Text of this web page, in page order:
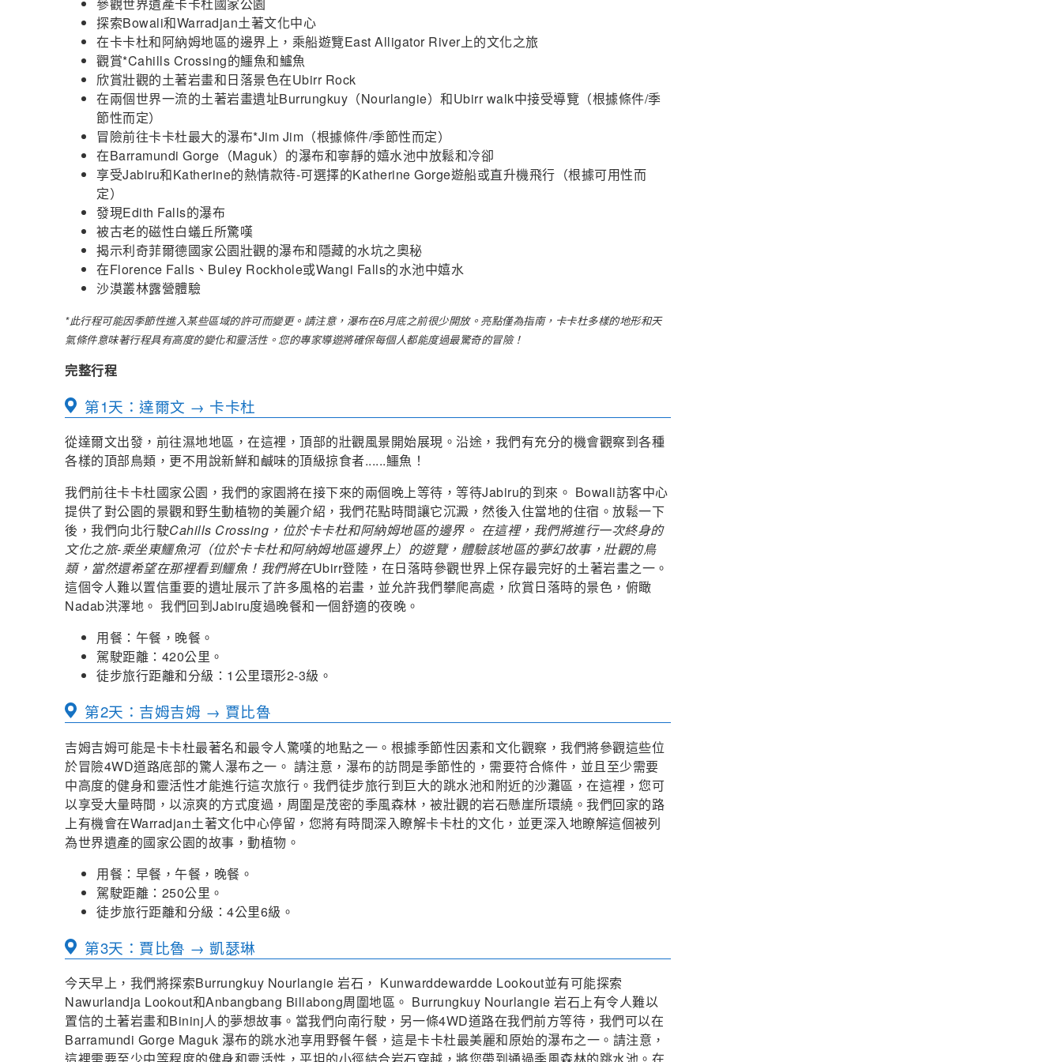
探索Bowali和Warradjan土著文化中心
在卡卡杜和阿納姆地區的邊界上，乘船遊覽East Alligator River上的文化之旅
觀賞*Cahills Crossing的鱷魚和鱸魚
欣賞壯觀的土著岩畫和日落景色在Ubirr Rock
在兩個世界一流的土著岩畫遺址Burrungkuy（Nourlangie）和Ubirr walk中接受導覽（根據條件/季
節性而定）
冒險前往卡卡杜最大的瀑布*Jim Jim（根據條件/季節性而定）
在Barramundi Gorge（Maguk）的瀑布和寧靜的嬉水池中放鬆和冷卻
享受Jabiru和Katherine的熱情款待-可選擇的Katherine Gorge遊船或直升機飛行（根據可用性而
定）
發現Edith Falls的瀑布
被古老的磁性白蟻丘所驚嘆
揭示利奇菲爾德國家公園壯觀的瀑布和隱藏的水坑之奧秘
在Florence Falls、Buley Rockhole或Wangi Falls的水池中嬉水
沙漠叢林露營體驗
*此行程可能因季節性進入某些區域的許可而變更。請注意，瀑布在6月底之前很少開放。亮點僅為指南，卡卡杜多樣的地形和天
氣條件意味著行程具有高度的變化和靈活性。您的專家導遊將確保每個人都能度過最驚奇的冒險！
完整行程
第1天：達爾文 → 卡卡杜
從達爾文出發，前往濕地地區，在這裡，頂部的壯觀風景開始展現。沿途，我們有充分的機會觀察到各種
各樣的頂部鳥類，更不用說新鮮和鹹味的頂級掠食者......鱷魚！
我們前往卡卡杜國家公園，我們的家園將在接下來的兩個晚上等待，等待Jabiru的到來。 Bowali訪客中心
提供了對公園的景觀和野生動植物的美麗介紹，我們花點時間讓它沉澱，然後入住當地的住宿。放鬆一下
後，我們向北行駛Cahills Crossing，位於卡卡杜和阿納姆地區的邊界。 在這裡，我們將進行一次終身的
文化之旅-乘坐東鱷魚河（位於卡卡杜和阿納姆地區邊界上）的遊覽，體驗該地區的夢幻故事，壯觀的鳥
類，當然還希望在那裡看到鱷魚！我們將在Ubirr登陸，在日落時參觀世界上保存最完好的土著岩畫之一。
這個令人難以置信重要的遺址展示了許多風格的岩畫，並允許我們攀爬高處，欣賞日落時的景色，俯瞰
Nadab洪澤地。 我們回到Jabiru度過晚餐和一個舒適的夜晚。
用餐：午餐，晚餐。
駕駛距離：420公里。
徒步旅行距離和分級：1公里環形2-3級。
第2天：吉姆吉姆 → 賈比魯
吉姆吉姆可能是卡卡杜最著名和最令人驚嘆的地點之一。根據季節性因素和文化觀察，我們將參觀這些位
於冒險4WD道路底部的驚人瀑布之一。 請注意，瀑布的訪問是季節性的，需要符合條件，並且至少需要
中高度的健身和靈活性才能進行這次旅行。我們徒步旅行到巨大的跳水池和附近的沙灘區，在這裡，您可
以享受大量時間，以涼爽的方式度過，周圍是茂密的季風森林，被壯觀的岩石懸崖所環繞。我們回家的路
上有機會在Warradjan土著文化中心停留，您將有時間深入瞭解卡卡杜的文化，並更深入地瞭解這個被列
為世界遺產的國家公園的故事，動植物。
用餐：早餐，午餐，晚餐。
駕駛距離：250公里。
徒步旅行距離和分級：4公里6級。
第3天：賈比魯 → 凱瑟琳
今天早上，我們將探索Burrungkuy Nourlangie 岩石， Kunwarddewardde Lookout並有可能探索
Nawurlandja Lookout和Anbangbang Billabong周圍地區。 Burrungkuy Nourlangie 岩石上有令人難以
置信的土著岩畫和Bininj人的夢想故事。當我們向南行駛，另一條4WD道路在我們前方等待，我們可以在
Barramundi Gorge Maguk 瀑布的跳水池享用野餐午餐，這是卡卡杜最美麗和原始的瀑布之一。請注意，